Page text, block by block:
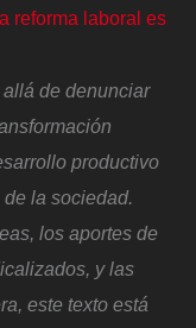
reforma laboral es
allá de denunciar
productivo
la sociedad.
los aportes de
y las
este texto está